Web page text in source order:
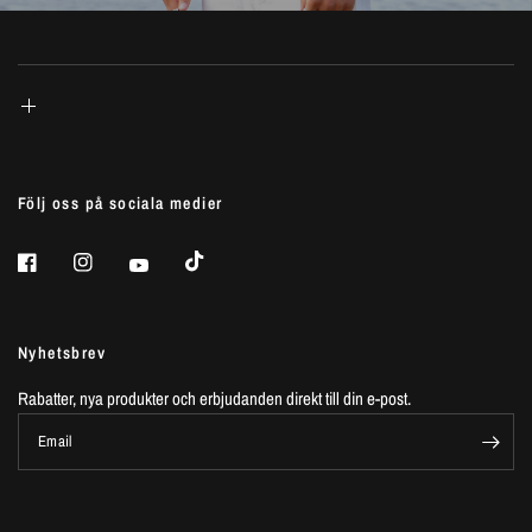
Följ oss på sociala medier
Nyhetsbrev
Rabatter, nya produkter och erbjudanden direkt till din e-post.
Email